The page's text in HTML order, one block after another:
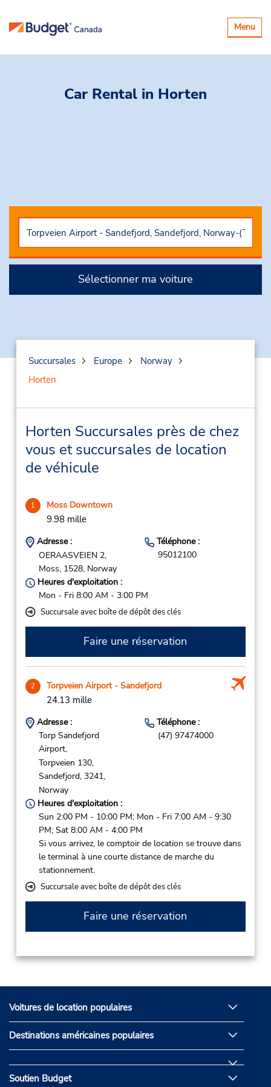
Basculer
la
Menu
Car Rental in Horten
Sélectionner ma voiture
Succursales Europe
Norway
Horten
Horten Succursales près de chez
vous et succursales de location
de véhicule
1 Moss Downtown
9.98 mille
Adresse :
OERAASVEIEN 2,
Moss, 1528, Norway
Téléphone :
95012100
Heures d'exploitation :
Mon - Fri 8:00 AM - 3:00 PM
Succursale avec boîte de dépôt des clés
Faire une réservation
2 Torpveien Airport - Sandefjord
24.13 mille
Adresse :
Torp Sandefjord
Airport,
Torpveien 130,
Sandefjord, 3241,
Norway
Téléphone :
(47) 97474000
Heures d'exploitation :
Sun 2:00 PM - 10:00 PM; Mon - Fri 7:00 AM - 9:30
PM; Sat 8:00 AM - 4:00 PM
Si vous arrivez, le comptoir de location se trouve dans
le terminal à une courte distance de marche du
stationnement.
Succursale avec boîte de dépôt des clés
Faire une réservation
Voitures de location populaires
Destinations américaines populaires
Soutien Budget